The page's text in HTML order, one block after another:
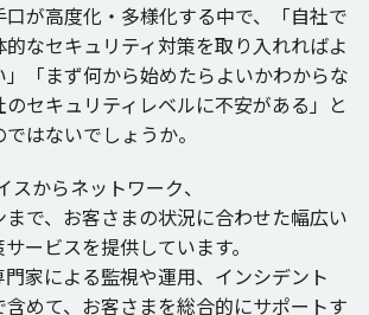
口が高度化 ・ 多様化する中で、「自社で
的なセキュリティ対策を取り入れればよ
」「まず何から始めたらよいかわからな
のセキュリティレベルに不安がある」と
はないでしょうか。
スからネットワーク、
まで、お客さまの状況に合わせた幅広い
サービスを提供しています。
門家による監視や運用、 インシデント
含めて、お客さまを総合的にサポートす